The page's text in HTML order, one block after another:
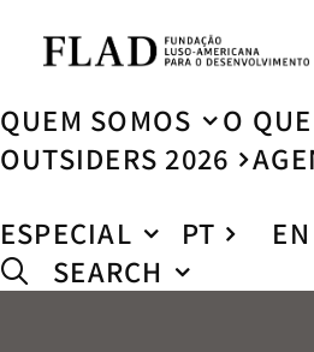
QUEM SOMOS
O
OUTSIDERS 2026
ESPECIAL
PT
EN
SEARCH